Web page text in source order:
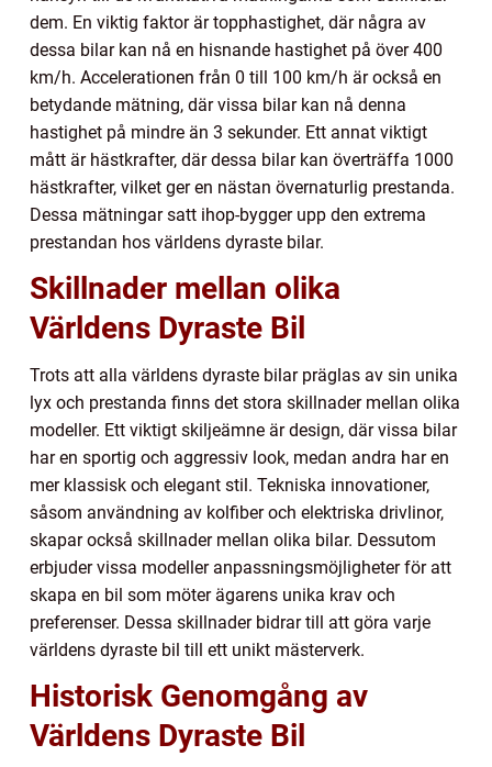
dem. En viktig faktor är topphastighet, där några av
dessa bilar kan nå en hisnande hastighet på över 400
km/h. Accelerationen från 0 till 100 km/h är också en
betydande mätning, där vissa bilar kan nå denna
hastighet på mindre än 3 sekunder. Ett annat viktigt
mått är hästkrafter, där dessa bilar kan överträffa 1000
hästkrafter, vilket ger en nästan övernaturlig prestanda.
Dessa mätningar satt ihop-bygger upp den extrema
prestandan hos världens dyraste bilar.
Skillnader mellan olika
Världens Dyraste Bil
Trots att alla världens dyraste bilar präglas av sin unika
lyx och prestanda finns det stora skillnader mellan olika
modeller. Ett viktigt skiljeämne är design, där vissa bilar
har en sportig och aggressiv look, medan andra har en
mer klassisk och elegant stil. Tekniska innovationer,
såsom användning av kolfiber och elektriska drivlinor,
skapar också skillnader mellan olika bilar. Dessutom
erbjuder vissa modeller anpassningsmöjligheter för att
skapa en bil som möter ägarens unika krav och
preferenser. Dessa skillnader bidrar till att göra varje
världens dyraste bil till ett unikt mästerverk.
Historisk Genomgång av
Världens Dyraste Bil